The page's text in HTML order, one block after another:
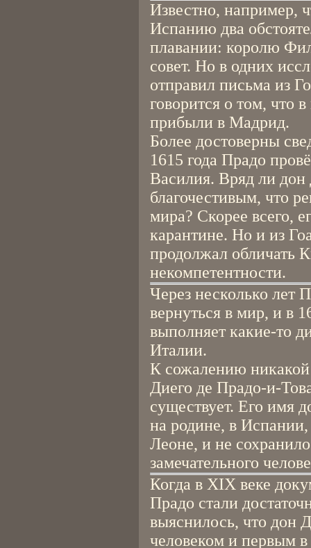
Известно, например,
Испанию два
плавании: королю
совет. Но в одних
отправил письма из
говорится о том, что
прибыли в Мадрид.
Более достоверны
1615 года Прадо
Василия. Вряд ли дон
благочестивым, что
мира? Скорее всего,
карантине. Но и из
продолжал обличать
некомпетентности.
Через несколько лет
вернуться в мир, и в
выполняет какие-то
Италии.
К сожалению
Диего де Прадо-и-
существует. Его имя
на родине, в
Леоне, и не
замечательного
Когда в XIX веке
Прадо стали
выяснилось, что дон
человеком и первым